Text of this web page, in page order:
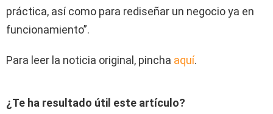
práctica, así como para rediseñar un negocio ya en
funcionamiento”.
Para leer la noticia original, pincha aquí.
¿Te ha resultado útil este artículo?